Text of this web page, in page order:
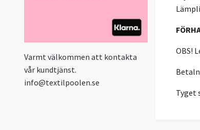
Varmt välkommen att kontakta
vår kundtjänst.
info@textilpoolen.se
OBS!
Tyget